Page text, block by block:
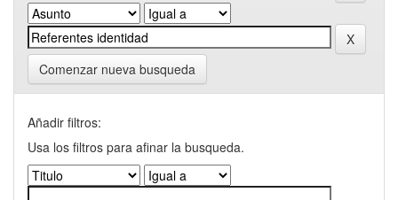
Comenzar nueva busqueda
Añadir filtros:
Usa los filtros para afinar la busqueda.